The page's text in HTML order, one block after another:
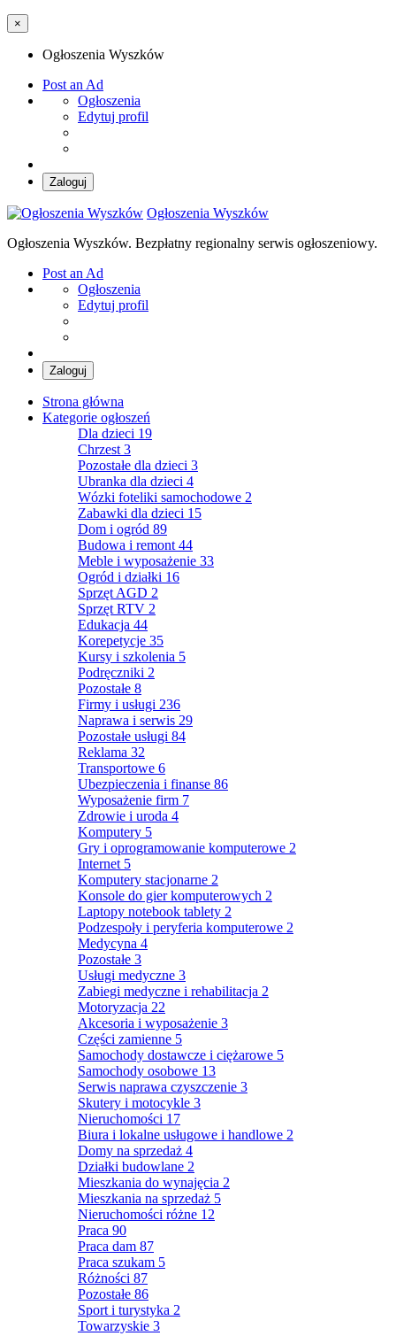
×
Ogłoszenia Wyszków
Post an Ad
Ogłoszenia
Edytuj profil
Zaloguj
Ogłoszenia Wyszków
Ogłoszenia Wyszków. Bezpłatny regionalny serwis ogłoszeniowy.
Post an Ad
Ogłoszenia
Edytuj profil
Zaloguj
Strona główna
Kategorie ogłoszeń
Dla dzieci 19
Chrzest 3
Pozostałe dla dzieci 3
Ubranka dla dzieci 4
Wózki foteliki samochodowe 2
Zabawki dla dzieci 15
Dom i ogród 89
Budowa i remont 44
Meble i wyposażenie 33
Ogród i działki 16
Sprzęt AGD 2
Sprzęt RTV 2
Edukacja 44
Korepetycje 35
Kursy i szkolenia 5
Podręczniki 2
Pozostałe 8
Firmy i usługi 236
Naprawa i serwis 29
Pozostałe usługi 84
Reklama 32
Transportowe 6
Ubezpieczenia i finanse 86
Wyposażenie firm 7
Zdrowie i uroda 4
Komputery 5
Gry i oprogramowanie komputerowe 2
Internet 5
Komputery stacjonarne 2
Konsole do gier komputerowych 2
Laptopy notebook tablety 2
Podzespoły i peryferia komputerowe 2
Medycyna 4
Pozostałe 3
Usługi medyczne 3
Zabiegi medyczne i rehabilitacja 2
Motoryzacja 22
Akcesoria i wyposażenie 3
Części zamienne 5
Samochody dostawcze i ciężarowe 5
Samochody osobowe 13
Serwis naprawa czyszczenie 3
Skutery i motocykle 3
Nieruchomości 17
Biura i lokalne usługowe i handlowe 2
Domy na sprzedaż 4
Działki budowlane 2
Mieszkania do wynajęcia 2
Mieszkania na sprzedaż 5
Nieruchomości różne 12
Praca 90
Praca dam 87
Praca szukam 5
Różności 87
Pozostałe 86
Sport i turystyka 2
Towarzyskie 3